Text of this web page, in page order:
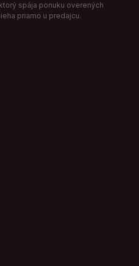
spája ponuku overených
priamo u predajcu.